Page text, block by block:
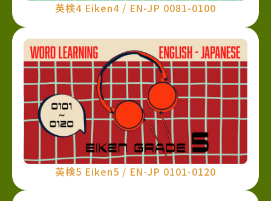
英検4 Eiken4 / EN-JP 0081-0100
英検5 Eiken5 / EN-JP 0101-0120